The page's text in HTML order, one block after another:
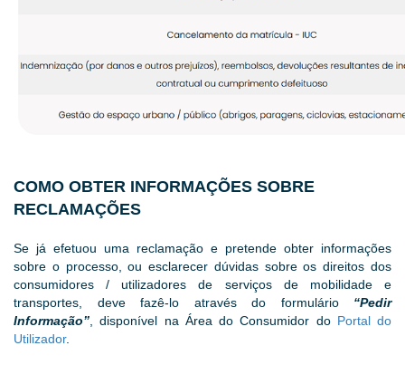
COMO OBTER INFORMAÇÕES SOBRE
RECLAMAÇÕES
Se já efetuou uma reclamação e pretende obter informações
sobre o processo, ou esclarecer dúvidas sobre os direitos dos
consumidores / utilizadores de serviços de mobilidade e
transportes, deve fazê-lo através do formulário “Pedir
Informação”, disponível na Área do Consumidor do Portal do
Utilizador.